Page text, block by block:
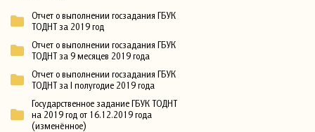
Отчет о выполнении госзадания ГБУК
ТОДНТ за 2019 год
Отчет о выполнении госзадания ГБУК
ТОДНТ за 9 месяцев 2019 года
Отчет о выполнении госзадания ГБУК
ТОДНТ за I полугодие 2019 года
Государственное задание ГБУК ТОДНТ
на 2019 год от 16.12.2019 года
(изменённое)